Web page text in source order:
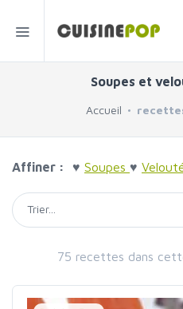
Soupes et
Accueil
Affiner : ♥ Soupes ♥
75 recettes dans